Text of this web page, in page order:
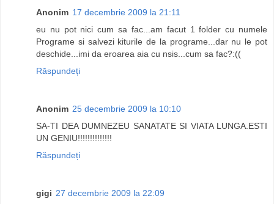
Anonim 17 decembrie 2009 la 21:11
eu nu pot nici cum sa fac...am facut 1 folder cu numele
Programe si salvezi kiturile de la programe...dar nu le pot
deschide...imi da eroarea aia cu nsis...cum sa fac?:((
Răspundeți
Anonim 25 decembrie 2009 la 10:10
SA-TI DEA DUMNEZEU SANATATE SI VIATA LUNGA.ESTI
UN GENIU!!!!!!!!!!!!!!
Răspundeți
gigi 27 decembrie 2009 la 22:09